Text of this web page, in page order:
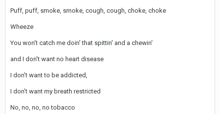
Puff, puff, smoke, smoke, cough, cough, choke, choke
Wheeze
You won't catch me doin' that spittin' and a chewin'
and I don't want no heart disease
I don't want to be addicted,
I don't want my breath restricted
No, no, no, no tobacco